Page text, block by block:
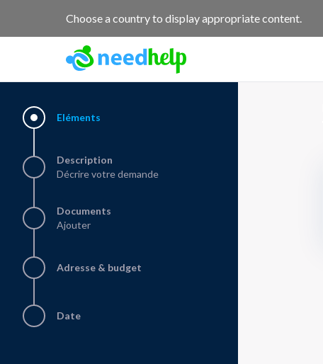
Choose a country to display appropriate content.
Eléments
Description
Décrire votre demande
Documents
Ajouter
Adresse & budget
Date